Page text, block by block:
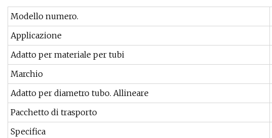
Modello numero.
Applicazione
Adatto per materiale per tubi
Marchio
Adatto per diametro tubo. Allineare
Pacchetto di trasporto
Specifica